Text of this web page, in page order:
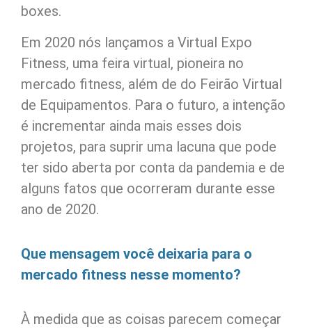
boxes.
Em 2020 nós lançamos a Virtual Expo
Fitness, uma feira virtual, pioneira no
mercado fitness, além de do Feirão Virtual
de Equipamentos. Para o futuro, a intenção
é incrementar ainda mais esses dois
projetos, para suprir uma lacuna que pode
ter sido aberta por conta da pandemia e de
alguns fatos que ocorreram durante esse
ano de 2020.
Que mensagem você deixaria para o
mercado fitness nesse momento?
À medida que as coisas parecem começar